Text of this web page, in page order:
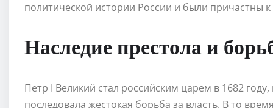
политической истории России и были причастны
Наследие престола и
Петр I Великий стал российским царем в 1682
последовала жестокая борьба за власть. В то